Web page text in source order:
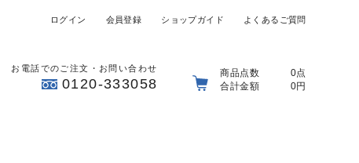
ログイン 会員登録 ショップガイド よくあるご質問
お電話でのご注文・お問い合わせ
0120-333058
商品点数
0点
合計金額
0円